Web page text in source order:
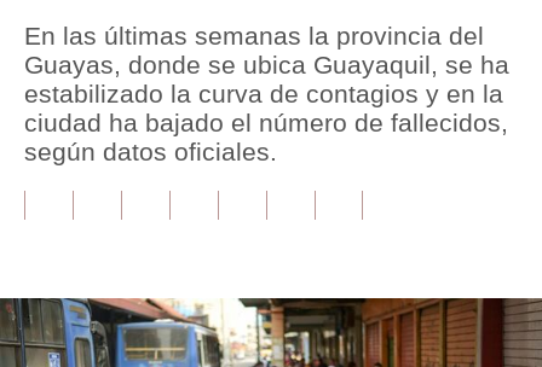
Política
Tu Dinero
Finanzas Personales
Opinión
Editorial
En las últimas semanas la provincia del
Guayas, donde se ubica Guayaquil, se ha
estabilizado la curva de contagios y en la
ciudad ha bajado el número de fallecidos,
según datos oficiales.